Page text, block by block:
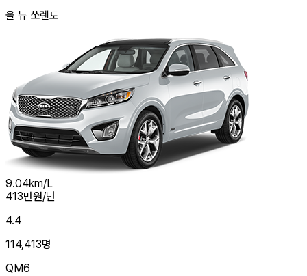
올 뉴 쏘렌토
9.04km/L
413만원/년
4.4
114,413명
QM6